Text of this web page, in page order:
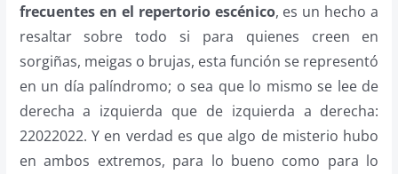
frecuentes en el repertorio escénico, es un hecho a
resaltar sobre todo si para quienes creen en
sorgiñas, meigas o brujas, esta función se representó
en un día palíndromo; o sea que lo mismo se lee de
derecha a izquierda que de izquierda a derecha:
22022022. Y en verdad es que algo de misterio hubo
en ambos extremos, para lo bueno como para lo